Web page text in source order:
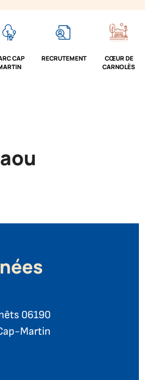
CAP
RECRUTEMENT
CŒUR DE
CARNOLÈS
06190
Martin